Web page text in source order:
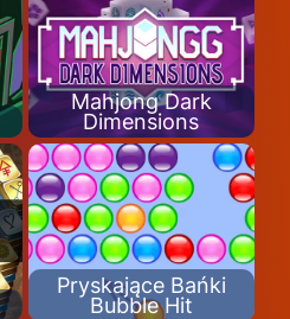
Mahjong Dark
Dimensions
Pryskające Bańki
Bubble Hit